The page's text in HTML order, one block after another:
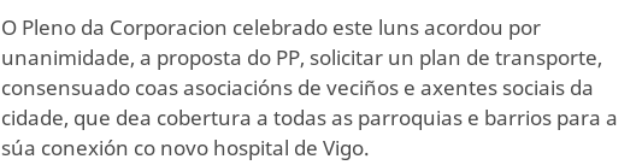
O Pleno da Corporacion celebrado este luns acordou por
unanimidade, a proposta do PP, solicitar un plan de transporte,
consensuado coas asociacións de veciños e axentes sociais da
cidade, que dea cobertura a todas as parroquias e barrios para a
súa conexión co novo hospital de Vigo.